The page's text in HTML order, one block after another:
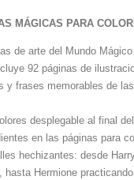
MÁGICAS PARA
de arte del Mundo
92 páginas de
y frases memorables de
desplegable al final
en las páginas para
hechizantes: desde
hasta Hermione